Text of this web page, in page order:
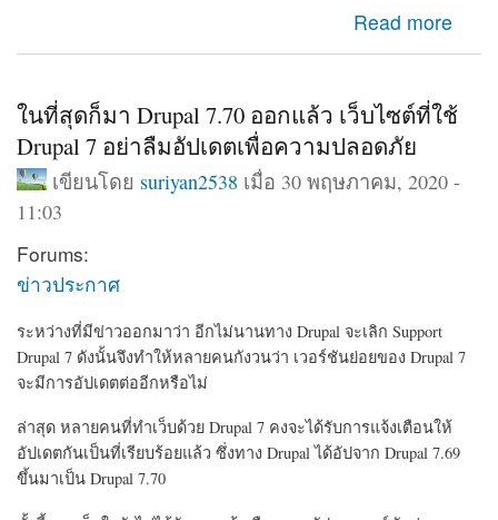
Read more
about มาตามการรอคอย Drupal 9 ออกแล้ว พร้อมอัปเดต
จาก Drupal 8.9 ได้ทันที
ในที่สุดก็มา Drupal 7.70 ออกแล้ว เว็บไซต์ที่ใช้
Drupal 7 อย่าลืมอัปเดตเพื่อความปลอดภัย
เขียนโดย suriyan2538 เมื่อ 30 พฤษภาคม, 2020 -
11:03
Forums:
ข่าวประกาศ
ระหว่างที่มีข่าวออกมาว่า อีกไม่นานทาง Drupal จะเลิก Support
Drupal 7 ดังนั้นจึงทำให้หลายคนกังวนว่า เวอร์ชันย่อยของ Drupal 7
จะมีการอัปเดตต่ออีกหรือไม่
ล่าสุด หลายคนที่ทำเว็บด้วย Drupal 7 คงจะได้รับการแจ้งเตือนให้
อัปเดตกันเป็นที่เรียบร้อยแล้ว ซึ่งทาง Drupal ได้อัปจาก Drupal 7.69
ขึ้นมาเป็น Drupal 7.70